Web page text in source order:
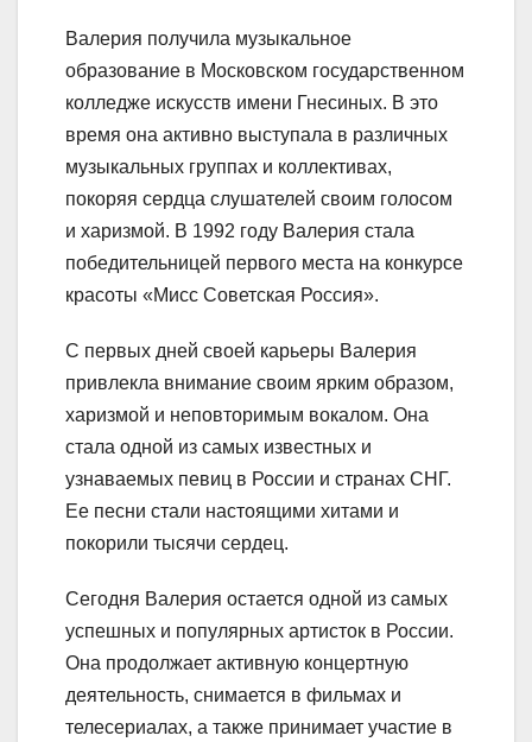
Валерия получила музыкальное
образование в Московском государственном
колледже искусств имени Гнесиных. В это
время она активно выступала в различных
музыкальных группах и коллективах,
покоряя сердца слушателей своим голосом
и харизмой. В 1992 году Валерия стала
победительницей первого места на конкурсе
красоты «Мисс Советская Россия».
С первых дней своей карьеры Валерия
привлекла внимание своим ярким образом,
харизмой и неповторимым вокалом. Она
стала одной из самых известных и
узнаваемых певиц в России и странах СНГ.
Ее песни стали настоящими хитами и
покорили тысячи сердец.
Сегодня Валерия остается одной из самых
успешных и популярных артисток в России.
Она продолжает активную концертную
деятельность, снимается в фильмах и
телесериалах, а также принимает участие в